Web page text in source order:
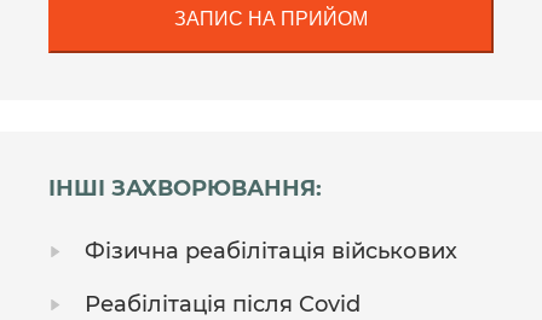
ІНШІ ЗАХВОРЮВАННЯ:
Фізична реабілітація військових
Реабілітація після Covid